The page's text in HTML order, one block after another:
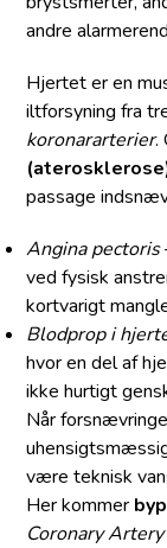
andre
Hjertet er en
iltforsyning fra
koronararterier.
passage
Angina pectoris
ved fysisk
kortvarigt
Blodprop i
hvor en del af
ikke hurtigt
Når
være teknisk
Her kommer
Coronary